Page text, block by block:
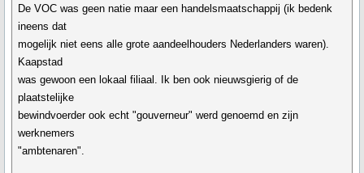
De VOC was geen natie maar een handelsmaatschappij (ik bedenk
ineens dat
mogelijk niet eens alle grote aandeelhouders Nederlanders waren).
Kaapstad
was gewoon een lokaal filiaal. Ik ben ook nieuwsgierig of de
plaatstelijke
bewindvoerder ook echt "gouverneur" werd genoemd en zijn
werknemers
"ambtenaren".